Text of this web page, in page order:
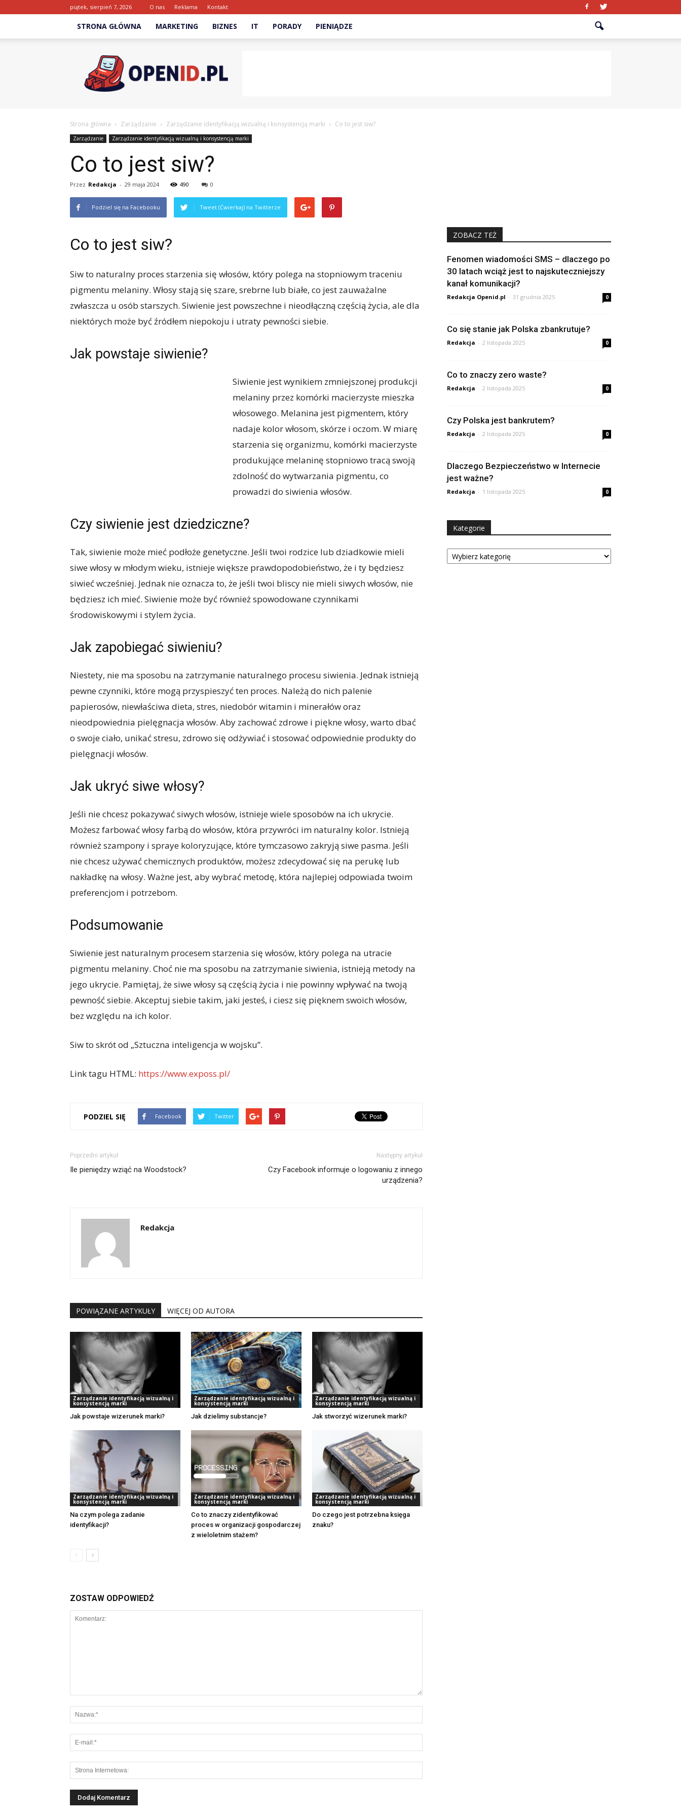
piątek, sierpień 7, 2026 O nas Reklama Kontakt
STRONA GŁÓWNA MARKETING BIZNES IT PORADY PIENIĄDZE
Openid.pl
Strona główna Zarządzanie Zarządzanie identyfikacją wizualną i konsystencją marki Co to jest siw?
Zarządzanie Zarządzanie identyfikacją wizualną i konsystencją marki
Co to jest siw?
Przez Redakcja - 29 maja 2024 490 0
Podziel się na Facebooku Tweet (Ćwierkaj) na Twitterze
Co to jest siw?
Siw to naturalny proces starzenia się włosów, który polega na stopniowym traceniu
pigmentu melaniny. Włosy stają się szare, srebrne lub białe, co jest zauważalne
zwłaszcza u osób starszych. Siwienie jest powszechne i nieodłączną częścią życia, ale dla
niektórych może być źródłem niepokoju i utraty pewności siebie.
Jak powstaje siwienie?
Siwienie jest wynikiem zmniejszonej produkcji
melaniny przez komórki macierzyste mieszka
włosowego. Melanina jest pigmentem, który
nadaje kolor włosom, skórze i oczom. W miarę
starzenia się organizmu, komórki macierzyste
produkujące melaninę stopniowo tracą swoją
zdolność do wytwarzania pigmentu, co
prowadzi do siwienia włosów.
Czy siwienie jest dziedziczne?
Tak, siwienie może mieć podłoże genetyczne. Jeśli twoi rodzice lub dziadkowie mieli
siwe włosy w młodym wieku, istnieje większe prawdopodobieństwo, że i ty będziesz
siwieć wcześniej. Jednak nie oznacza to, że jeśli twoi bliscy nie mieli siwych włosów, nie
będziesz ich mieć. Siwienie może być również spowodowane czynnikami
środowiskowymi i stylem życia.
Jak zapobiegać siwieniu?
Niestety, nie ma sposobu na zatrzymanie naturalnego procesu siwienia. Jednak istnieją
pewne czynniki, które mogą przyspieszyć ten proces. Należą do nich palenie
papierosów, niewłaściwa dieta, stres, niedobór witamin i minerałów oraz
nieodpowiednia pielęgnacja włosów. Aby zachować zdrowe i piękne włosy, warto dbać
o swoje ciało, unikać stresu, zdrowo się odżywiać i stosować odpowiednie produkty do
pielęgnacji włosów.
Jak ukryć siwe włosy?
Jeśli nie chcesz pokazywać siwych włosów, istnieje wiele sposobów na ich ukrycie.
Możesz farbować włosy farbą do włosów, która przywróci im naturalny kolor. Istnieją
również szampony i spraye koloryzujące, które tymczasowo zakryją siwe pasma. Jeśli
nie chcesz używać chemicznych produktów, możesz zdecydować się na perukę lub
nakładkę na włosy. Ważne jest, aby wybrać metodę, która najlepiej odpowiada twoim
preferencjom i potrzebom.
Podsumowanie
Siwienie jest naturalnym procesem starzenia się włosów, który polega na utracie
pigmentu melaniny. Choć nie ma sposobu na zatrzymanie siwienia, istnieją metody na
jego ukrycie. Pamiętaj, że siwe włosy są częścią życia i nie powinny wpływać na twoją
pewność siebie. Akceptuj siebie takim, jaki jesteś, i ciesz się pięknem swoich włosów,
bez względu na ich kolor.
Siw to skrót od „Sztuczna inteligencja w wojsku”.
Link tagu HTML: https://www.exposs.pl/
PODZIEL SIĘ Facebook Twitter
Poprzedni artykuł
Ile pieniędzy wziąć na Woodstock?
Następny artykuł
Czy Facebook informuje o logowaniu z innego
urządzenia?
Redakcja
POWIĄZANE ARTYKUŁY WIĘCEJ OD AUTORA
Zarządzanie identyfikacją wizualną i
konsystencją marki
Jak powstaje wizerunek marki?
Zarządzanie identyfikacją wizualną i
konsystencją marki
Jak dzielimy substancje?
Zarządzanie identyfikacją wizualną i
konsystencją marki
Jak stworzyć wizerunek marki?
Zarządzanie identyfikacją wizualną i
konsystencją marki
Na czym polega zadanie
identyfikacji?
Zarządzanie identyfikacją wizualną i
konsystencją marki
Co to znaczy zidentyfikować
proces w organizacji gospodarczej
z wieloletnim stażem?
Zarządzanie identyfikacją wizualną i
konsystencją marki
Do czego jest potrzebna księga
znaku?
ZOSTAW ODPOWIEDŹ
ZOBACZ TEŻ
Fenomen wiadomości SMS – dlaczego po
30 latach wciąż jest to najskuteczniejszy
kanał komunikacji?
Redakcja Openid.pl - 31 grudnia 2025 0
Co się stanie jak Polska zbankrutuje?
Redakcja - 2 listopada 2025 0
Co to znaczy zero waste?
Redakcja - 2 listopada 2025 0
Czy Polska jest bankrutem?
Redakcja - 2 listopada 2025 0
Dlaczego Bezpieczeństwo w Internecie
jest ważne?
Redakcja - 1 listopada 2025 0
Kategorie
Kategorie